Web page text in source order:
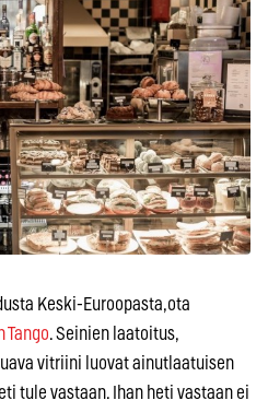
Keski-Euroopasta,ota
Tango. Seinien laatoitus,
vitriini luovat ainutlaatuisen
tule vastaan. Ihan heti vastaan ei